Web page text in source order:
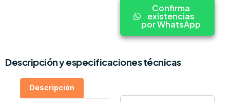
Confirma
existencias
por WhatsApp
Descripción y especificaciones técnicas
Descripción